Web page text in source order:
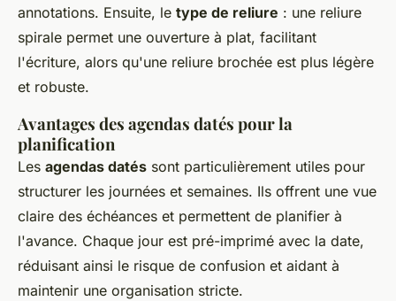
annotations. Ensuite, le type de reliure : une reliure
spirale permet une ouverture à plat, facilitant
l'écriture, alors qu'une reliure brochée est plus légère
et robuste.
Avantages des agendas datés pour la
planification
Les agendas datés sont particulièrement utiles pour
structurer les journées et semaines. Ils offrent une vue
claire des échéances et permettent de planifier à
l'avance. Chaque jour est pré-imprimé avec la date,
réduisant ainsi le risque de confusion et aidant à
maintenir une organisation stricte.